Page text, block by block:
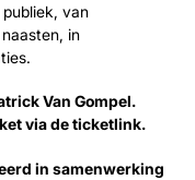
van
in
Van Gompel.
via de ticketlink.
in samenwerking